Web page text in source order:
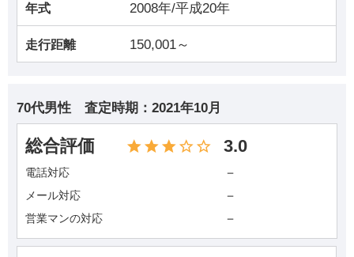
年式 2008年/平成20年
走行距離 150,001～
70代男性 査定時期： 2021年10月
総合評価 3.0
電話対応 －
メール対応 －
営業マンの対応 －